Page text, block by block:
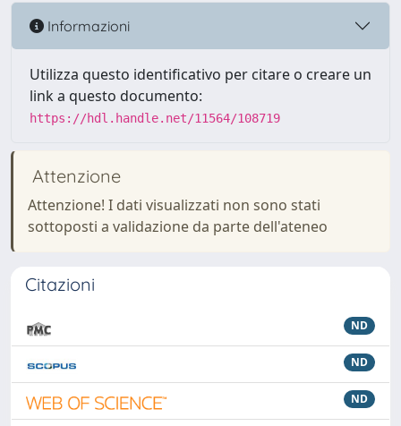
Informazioni
Utilizza questo identificativo per citare o creare un
link a questo documento:
https://hdl.handle.net/11564/108719
Attenzione
Attenzione! I dati visualizzati non sono stati
sottoposti a validazione da parte dell'ateneo
Citazioni
ND
ND
ND